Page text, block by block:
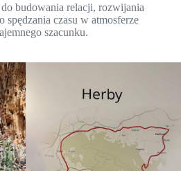
do budowania relacji, rozwijania
spędzania czasu w atmosferze
szacunku.